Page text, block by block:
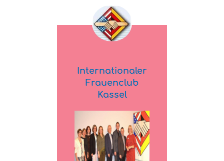
Internationaler
Frauenclub
Kassel